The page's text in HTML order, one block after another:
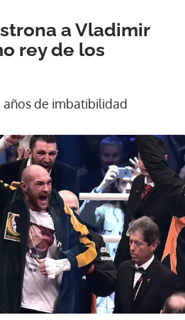
a Vladimir
rey de los
años de imbatibilidad